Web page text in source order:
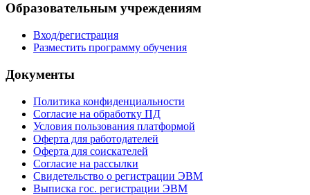
Образовательным учреждениям
Вход/регистрация
Разместить программу обучения
Документы
Политика конфиденциальности
Согласие на обработку ПД
Условия пользования платформой
Оферта для работодателей
Оферта для соискателей
Согласие на рассылки
Свидетельство о регистрации ЭВМ
Выписка гос. регистрации ЭВМ